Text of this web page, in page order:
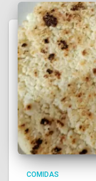
COMIDAS